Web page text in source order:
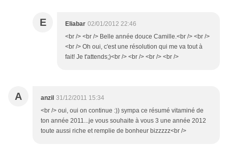
E Eliabar 02/01/2012 22:46
<br /> <br /> Belle année douce Camille.<br /> <br />
<br /> Oh oui, c'est une résolution qui me va tout à
fait! Je t'attends;)<br /> <br /> <br /> <br />
A anzil 31/12/2011 15:34
<br /> oui, oui on continue :)) sympa ce résumé vitaminé de
ton année 2011...je vous souhaite à vous 3 une année 2012
toute aussi riche et remplie de bonheur bizzzzz<br />